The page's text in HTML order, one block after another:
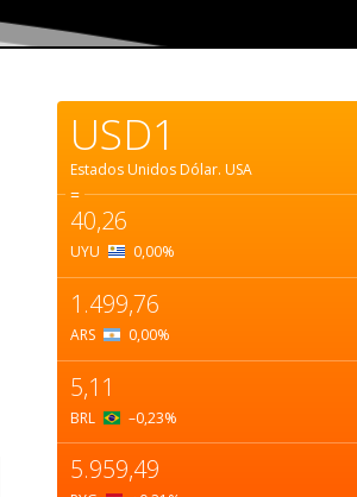
USD1
Estados Unidos Dólar. USA
=
40,26
UYU 0,00%
1.499,76
ARS 0,00%
5,11
BRL –0,23%
5.959,49